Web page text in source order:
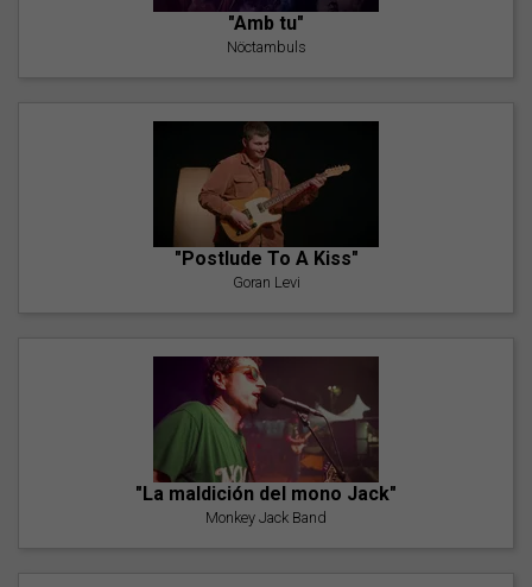
"Amb tu"
Nöctambuls
"Postlude To A Kiss"
Goran Levi
"La maldición del mono Jack"
Monkey Jack Band